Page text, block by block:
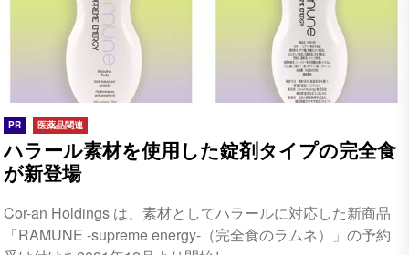
PR 医薬品関連
ハラール素材を使用した錠剤タイプの完全食
が新登場
Cor-an Holdings は、素材としてハラールに対応した新商品
「RAMUNE -supreme energy-（完全食のラムネ）」の予約